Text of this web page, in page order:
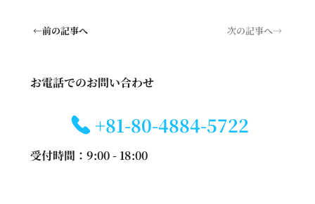
←前の記事へ 次の記事へ→
お電話でのお問い合わせ
+81-80-4884-5722
受付時間：9:00 - 18:00